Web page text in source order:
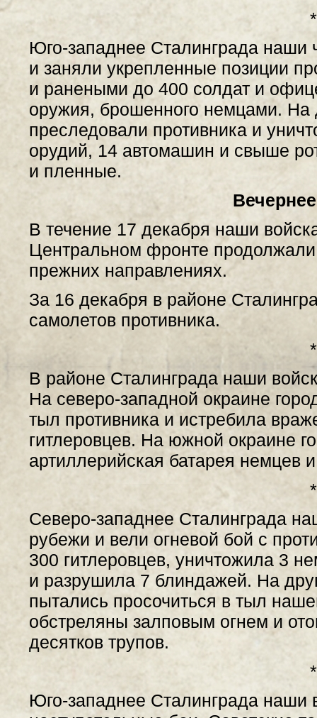
Юго-западнее Сталинграда наши
и заняли укрепленные позиции
и ранеными до 400 солдат и
оружия, брошенного немцами. На
преследовали противника и
орудий, 14 автомашин и свыше
и пленные.
В течение 17 декабря наши
Центральном фронте
прежних направлениях.
За 16 декабря в районе
самолетов противника.
В районе Сталинграда наши
На северо-западной окраине
тыл противника и истребила
гитлеровцев. На южной окраине
артиллерийская батарея немцев
Северо-западнее Сталинграда
рубежи и вели огневой бой с
300 гитлеровцев, уничтожила 3
и разрушила 7 блиндажей. На
пытались просочиться в тыл
обстреляны залповым огнем и
десятков трупов.
Юго-западнее Сталинграда наши